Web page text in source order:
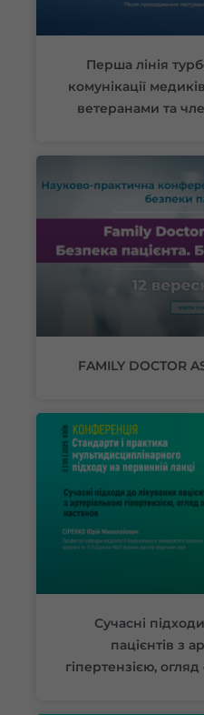
Перша лінія
комунікації
ветеранами та
FAMILY DOCTOR
Сучасні
пацієнтів з
гіпертензією,